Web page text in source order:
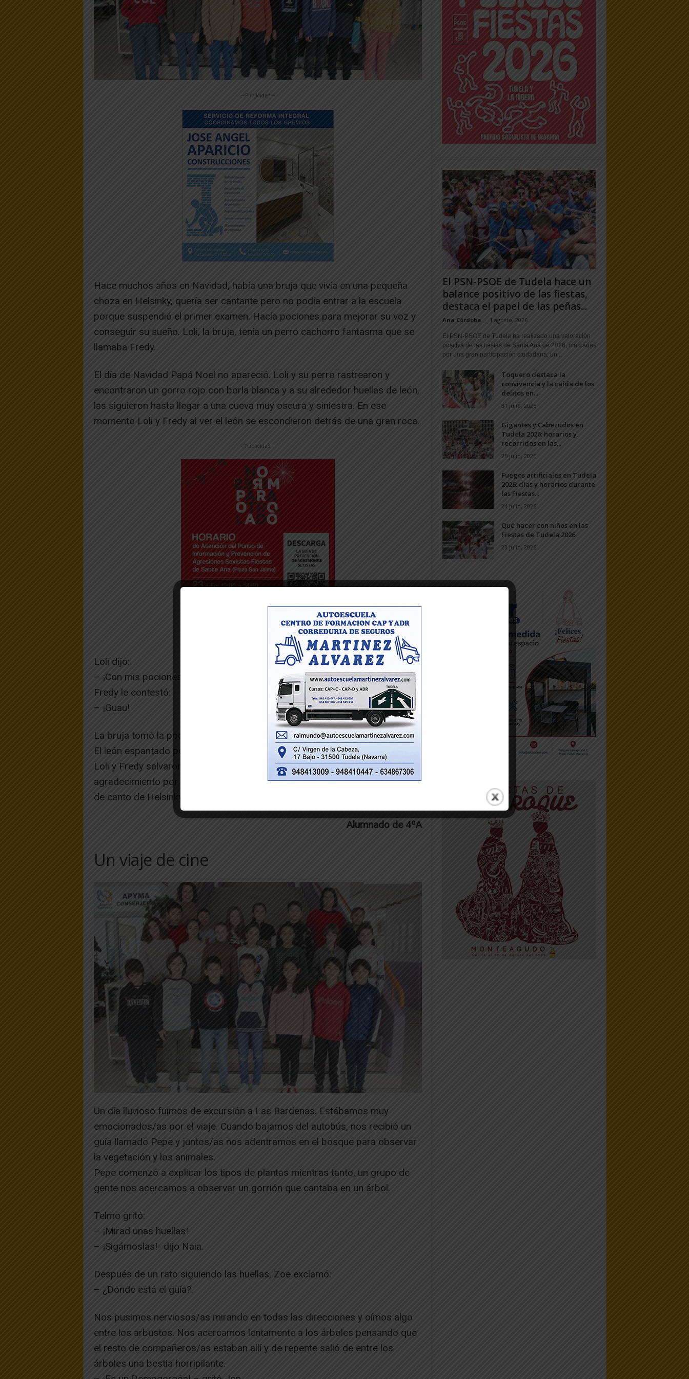
-- Publicidad --
Hace muchos años en Navidad, había una bruja que vivía en una pequeña
choza en Helsinky, quería ser cantante pero no podía entrar a la escuela
porque suspendió el primer examen. Hacía pociones para mejorar su voz y
conseguir su sueño. Loli, la bruja, tenía un perro cachorro fantasma que se
llamaba Fredy.
El día de Navidad Papá Noel no apareció. Loli y su perro rastrearon y
encontraron un gorro rojo con borla blanca y a su alrededor huellas de león,
las siguieron hasta llegar a una cueva muy oscura y siniestra. En ese
momento Loli y Fredy al ver el león se escondieron detrás de una gran roca.
-- Publicidad --
Loli dijo:
– ¡Con mis pociones podremos debilitar al león!
Fredy le contestó:
– ¡Guau!
La bruja tomó la poción y comenzó a cantar con un sonido fuerte y agudo.
El león espantado por semejante sonido se fue corriendo.
Loli y Fredy salvaron a Papá Noel y así pudieron celebrar la Navidad. En
agradecimiento por salvarlo le regaló un pase especial a la mejor academia
de canto de Helsinky.
Alumnado de 4ºA
Un viaje de cine
Un día lluvioso fuimos de excursión a Las Bardenas. Estábamos muy
emocionados/as por el viaje. Cuando bajamos del autobús, nos recibió un
guía llamado Pepe y juntos/as nos adentramos en el bosque para observar
la vegetación y los animales.
Pepe comenzó a explicar los tipos de plantas mientras tanto, un grupo de
gente nos acercamos a observar un gorrión que cantaba en un árbol.
Telmo gritó:
– ¡Mirad unas huellas!
– ¡Sigámoslas!- dijo Naia.
Después de un rato siguiendo las huellas, Zoe exclamó:
– ¿Dónde está el guía?.
Nos pusimos nerviosos/as mirando en todas las direcciones y oímos algo
entre los arbustos. Nos acercamos lentamente a los árboles pensando que
el resto de compañeros/as estaban allí y de repente salió de entre los
árboles una bestia horripilante.
El PSN-PSOE de Tudela hace un
balance positivo de las fiestas,
destaca el papel de las peñas...
Ana Córdoba - 1 agosto, 2026
El PSN-PSOE de Tudela ha realizado una valoración
positiva de las fiestas de Santa Ana de 2026, marcadas
por una gran participación ciudadana, un...
Toquero destaca la
convivencia y la caída de los
delitos en...
31 julio, 2026
Gigantes y Cabezudos en
Tudela 2026: horarios y
recorridos en las...
25 julio, 2026
Fuegos artificiales en Tudela
2026: días y horarios durante
las Fiestas...
24 julio, 2026
Qué hacer con niños en las
Fiestas de Tudela 2026
23 julio, 2026